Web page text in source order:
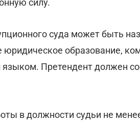
силу.
суда может быть
образование,
Претендент должен
в должности судьи не